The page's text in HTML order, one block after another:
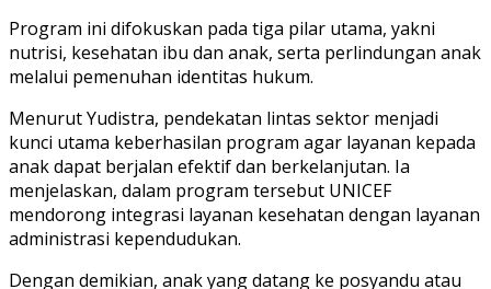
Program ini difokuskan pada tiga pilar utama, yakni
nutrisi, kesehatan ibu dan anak, serta perlindungan anak
melalui pemenuhan identitas hukum.
Menurut Yudistra, pendekatan lintas sektor menjadi
kunci utama keberhasilan program agar layanan kepada
anak dapat berjalan efektif dan berkelanjutan. Ia
menjelaskan, dalam program tersebut UNICEF
mendorong integrasi layanan kesehatan dengan layanan
administrasi kependudukan.
Dengan demikian, anak yang datang ke posyandu atau